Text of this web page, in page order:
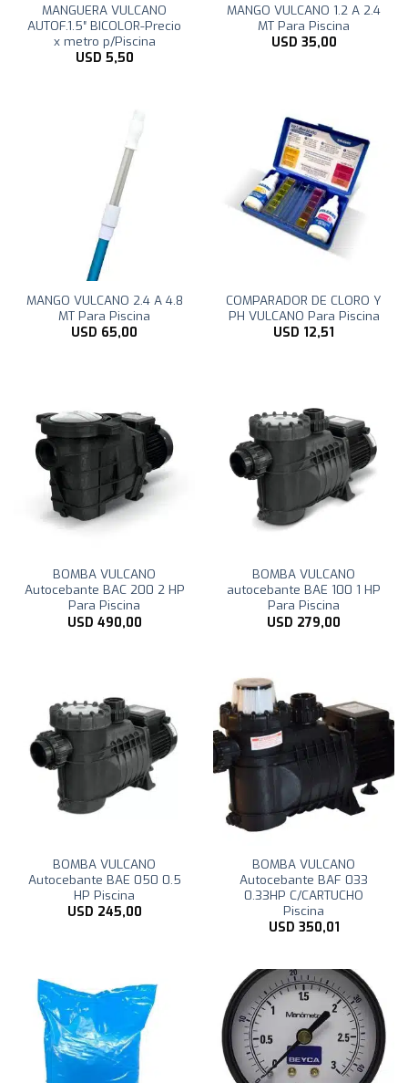
MANGUERA VULCANO
AUTOF.1.5″ BICOLOR-Precio
x metro p/Piscina
USD 5,50
MANGO VULCANO 1.2 A 2.4
MT Para Piscina
USD 35,00
MANGO VULCANO 2.4 A 4.8
MT Para Piscina
USD 65,00
COMPARADOR DE CLORO Y
PH VULCANO Para Piscina
USD 12,51
BOMBA VULCANO
Autocebante BAC 200 2 HP
Para Piscina
USD 490,00
BOMBA VULCANO
autocebante BAE 100 1 HP
Para Piscina
USD 279,00
BOMBA VULCANO
Autocebante BAE 050 0.5
HP Piscina
USD 245,00
BOMBA VULCANO
Autocebante BAF 033
0.33HP C/CARTUCHO
Piscina
USD 350,01